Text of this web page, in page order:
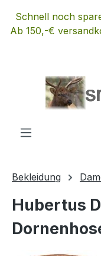
Zum Hauptinhalt
Schnell noch
Ab 150,-€
Bekleidung
Hubertus